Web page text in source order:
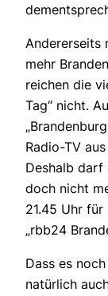
Andererseits
mehr
reichen die
Tag“ nicht.
Radio-TV
Deshalb darf
doch nicht
21.45 Uhr
„rbb24
Dass es
natürlich